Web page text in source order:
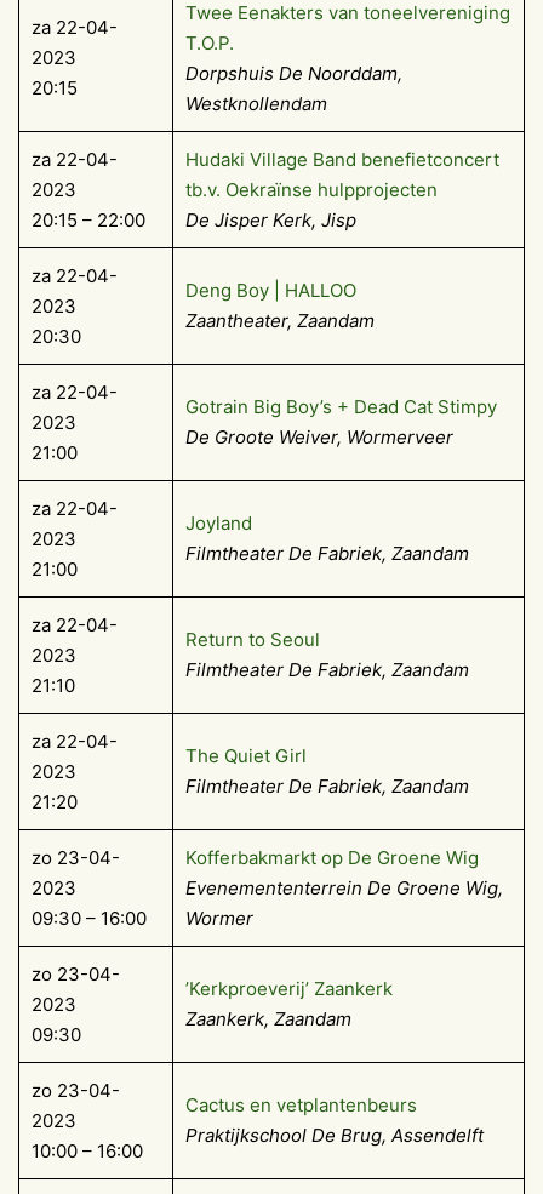
za 22-04-
2023
20:15
Twee Eenakters van toneelvereniging
T.O.P.
Dorpshuis De Noorddam,
Westknollendam
za 22-04-
2023
20:15 – 22:00
Hudaki Village Band benefietconcert
tb.v. Oekraïnse hulpprojecten
De Jisper Kerk, Jisp
za 22-04-
2023
20:30
Deng Boy | HALLOO
Zaantheater, Zaandam
za 22-04-
2023
21:00
Gotrain Big Boy’s + Dead Cat Stimpy
De Groote Weiver, Wormerveer
za 22-04-
2023
21:00
Joyland
Filmtheater De Fabriek, Zaandam
za 22-04-
2023
21:10
Return to Seoul
Filmtheater De Fabriek, Zaandam
za 22-04-
2023
21:20
The Quiet Girl
Filmtheater De Fabriek, Zaandam
zo 23-04-
2023
09:30 – 16:00
Kofferbakmarkt op De Groene Wig
Evenemententerrein De Groene Wig,
Wormer
zo 23-04-
2023
09:30
’Kerkproeverij’ Zaankerk
Zaankerk, Zaandam
zo 23-04-
2023
10:00 – 16:00
Cactus en vetplantenbeurs
Praktijkschool De Brug, Assendelft